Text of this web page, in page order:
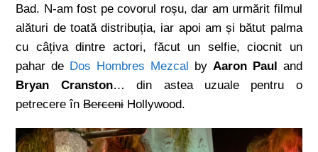
Bad. N-am fost pe covorul roșu, dar am urmărit filmul
alături de toată distribuția, iar apoi am și bătut palma
cu câțiva dintre actori, făcut un selfie, ciocnit un
pahar de Dos Hombres Mezcal by Aaron Paul and
Bryan Cranston… din astea uzuale pentru o
petrecere înBerceniHollywood.